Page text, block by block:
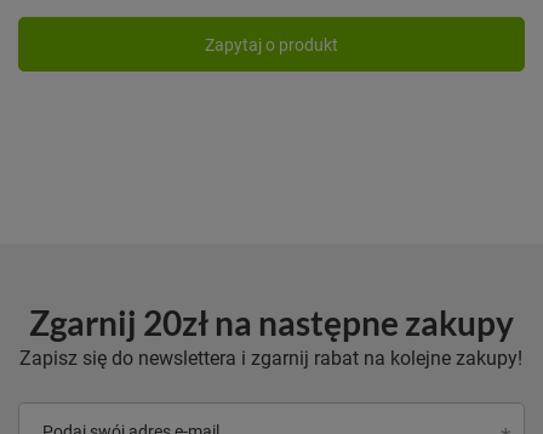
Zapytaj o produkt
Zgarnij 20zł na następne zakupy
Zapisz się do newslettera i zgarnij rabat na kolejne zakupy!